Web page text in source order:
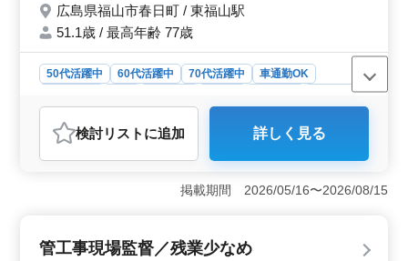
通勤は相談に応じます。 ＊賞与あり ＊資格
保有者優遇 経験を活かして活躍しているベ
キルを発揮して即戦力になっていただければ
と思います！
広島県福山市春日町 / 東福山駅
51.1歳 / 最高年齢 77歳
50代活躍中 60代活躍中 70代活躍中
車通勤OK
派遣社員
おすすめポイント
＜長年の経験が活かせる職場＞ 建築施工管理の経験が
豊富な方に最適です。70代の方も活躍しており、経験や
スキルを活かして現場管理業務を担当できる環境が整っ
す。 ＜高収入と安定性＞ 高収入が期待できるた
検討リスト に追加 詳しく見る
掲載期間 2026/05/16〜2026/08/15
管工事現場監督／残業少なめ